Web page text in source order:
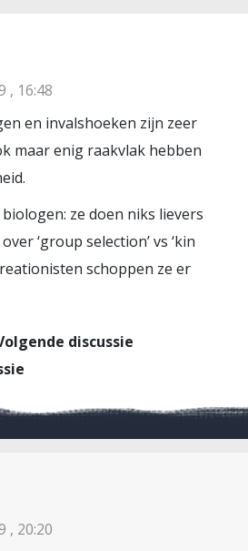
, 16:48
en invalshoeken zijn zeer
maar enig raakvlak hebben
ze doen niks lievers
‘group selection’ vs ‘kin
schoppen ze er
discussie
, 20:20